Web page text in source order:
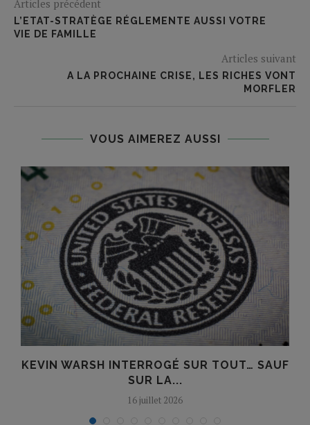
Articles précédent
L’ETAT-STRATÈGE RÉGLEMENTE AUSSI VOTRE
VIE DE FAMILLE
Articles suivant
A LA PROCHAINE CRISE, LES RICHES VONT
MORFLER
VOUS AIMEREZ AUSSI
KEVIN WARSH INTERROGÉ SUR TOUT… SAUF
SUR LA...
16 juillet 2026